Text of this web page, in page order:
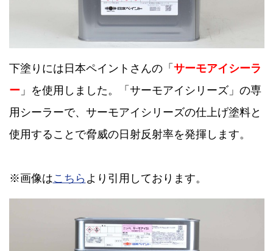
下塗りには日本ペイントさんの「 サーモアイシーラ
ー」を使用しました。「サーモアイシリーズ」の専
用シーラーで、サーモアイシリーズの仕上げ塗料と
使用することで脅威の日射反射率を発揮します。
※画像はこちら より引用しております。